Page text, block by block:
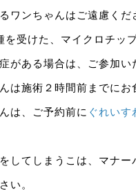
ワンちゃんはご遠慮くだ
を受けた、マイクロチッ
がある場合は、ご参加
は施術２時間前までにお
は、ご予約前に ぐれいす
してしまうこは、マナ
い。